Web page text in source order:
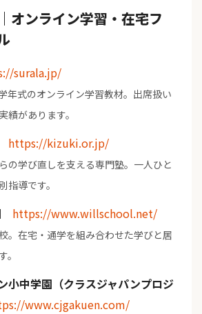
オンライン学習・在宅フ
surala.jp/
年式のオンライン学習教材。出席扱い
績があります。
https://kizuki.or.jp/
の学び直しを支える専門塾。一人ひと
指導です。
https://www.willschool.net/
。在宅・通学を組み合わせた学びと居
小中学園（クラスジャパンプロジ
www.cjgakuen.com/